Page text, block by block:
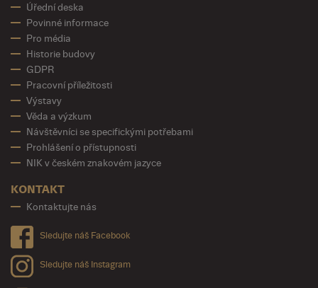
Úřední deska
Povinné informace
Pro média
Historie budovy
GDPR
Pracovní příležitosti
Výstavy
Věda a výzkum
Návštěvníci se specifickými potřebami
Prohlášení o přístupnosti
NIK v českém znakovém jazyce
KONTAKT
Kontaktujte nás
Sledujte náš Facebook
Sledujte náš Instagram